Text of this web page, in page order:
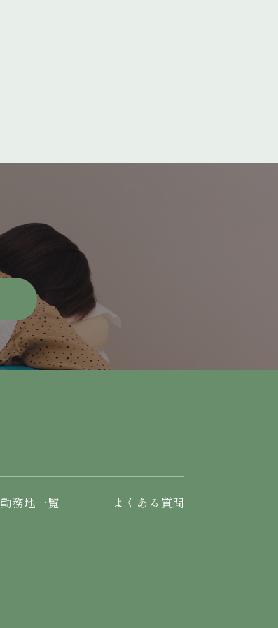
勤務地一覧 よくある質問